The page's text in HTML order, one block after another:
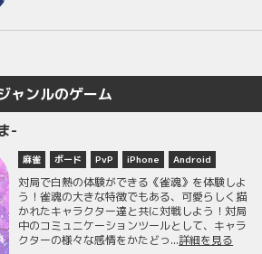
ャンルのゲーム
-
麻雀 ボード PvP iPhone Android
対局で白熱の体験ができる《雀魂》を体験しよ
う！雀魂の大きな特徴でもある、可愛らしく描
かれたキャラクター達と共に対戦しよう！対局
中のコミュニケーションツールとして、キャラ
クターの様々な感情をかたどっ...詳細を見る